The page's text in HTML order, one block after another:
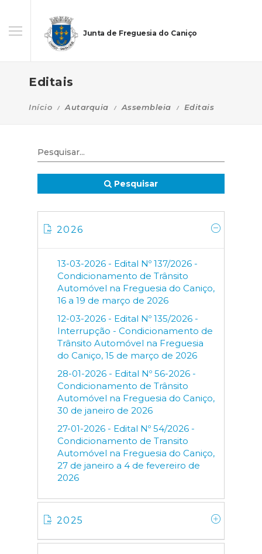
Junta de Freguesia do Caniço
Editais
Início Autarquia Assembleia Editais
Pesquisar
2026
13-03-2026 - Edital Nº 137/2026 -
Condicionamento de Trânsito
Automóvel na Freguesia do Caniço,
16 a 19 de março de 2026
12-03-2026 - Edital Nº 135/2026 -
Interrupção - Condicionamento de
Trânsito Automóvel na Freguesia
do Caniço, 15 de março de 2026
28-01-2026 - Edital Nº 56-2026 -
Condicionamento de Trânsito
Automóvel na Freguesia do Caniço,
30 de janeiro de 2026
27-01-2026 - Edital Nº 54/2026 -
Condicionamento de Transito
Automóvel na Freguesia do Caniço,
27 de janeiro a 4 de fevereiro de
2026
2025